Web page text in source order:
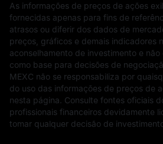
As informações de preços de ações
fornecidas apenas para fins de
atrasos ou diferir dos dados de
preços, gráficos e demais indicadores
aconselhamento de investimento e
como base para decisões de
MEXC não se responsabiliza por
do uso das informações de preços de
nesta página. Consulte fontes oficiais
profissionais financeiros devidamente
tomar qualquer decisão de